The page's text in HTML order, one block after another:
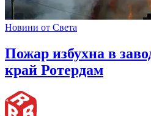
Новини от Света
Пожар избухна в
край Ротердам